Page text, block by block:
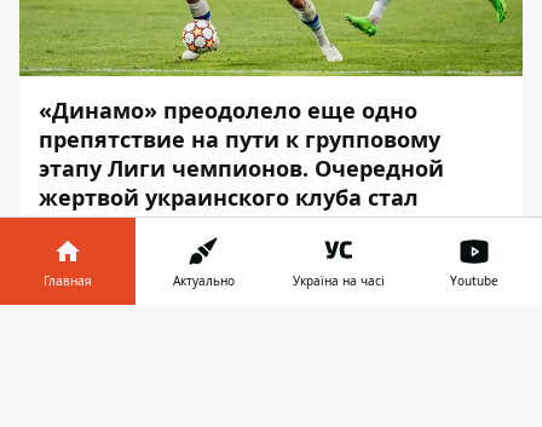
«Динамо» преодолело еще одно
препятствие на пути к групповому
этапу Лиги чемпионов. Очередной
жертвой украинского клуба стал
австрийский Штурм
За развитием событий в поединке
внимательно следил
Главная Актуально Україна на часі Youtube